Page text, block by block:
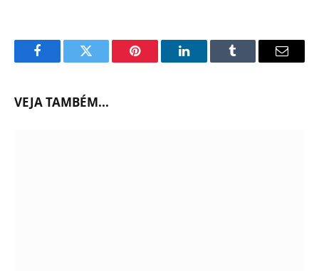
FacebookTwitter Pinterest LinkedInTumblr Email
VEJA TAMBÉM...